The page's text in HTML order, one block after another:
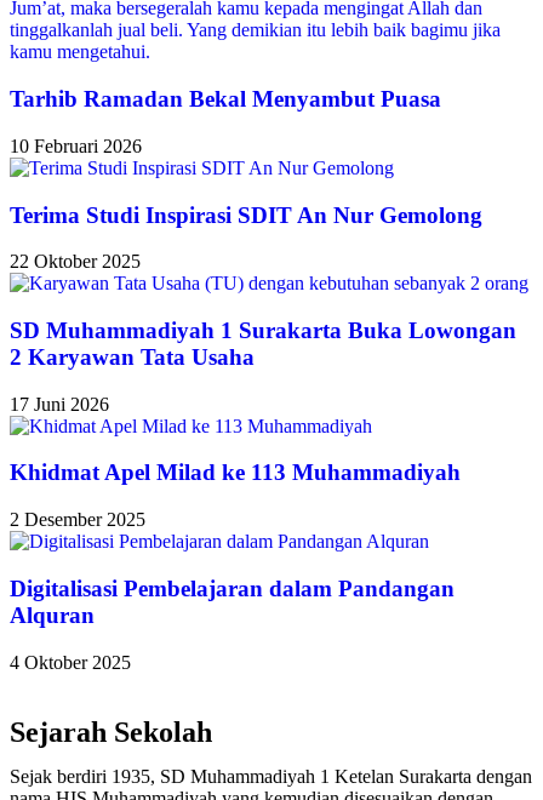
Tarhib Ramadan Bekal Menyambut Puasa
10 Februari 2026
Terima Studi Inspirasi SDIT An Nur Gemolong
22 Oktober 2025
SD Muhammadiyah 1 Surakarta Buka Lowongan
2 Karyawan Tata Usaha
17 Juni 2026
Khidmat Apel Milad ke 113 Muhammadiyah
2 Desember 2025
Digitalisasi Pembelajaran dalam Pandangan
Alquran
4 Oktober 2025
Sejarah Sekolah
Sejak berdiri 1935, SD Muhammadiyah 1 Ketelan Surakarta dengan